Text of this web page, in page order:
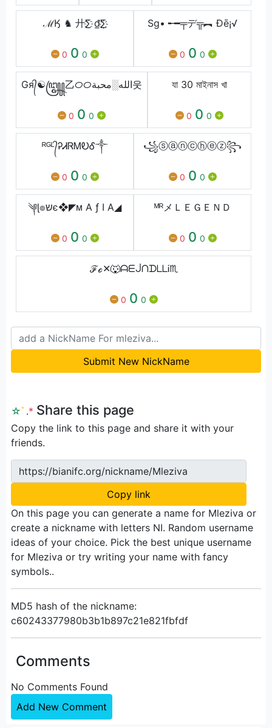
ℳӃ ♞ 廾∑҈ ₫∑҉
0 0 0
Sg• ╾━╤デ╦︻ Đē¡√
0 0 0
Gя᭄☯꧅乙ᝪᝪالله░محبة웃
0 0 0
যা 30 মাইনাস খা
0 0 0
ᴿᴳᴸ᭄ᎮᏗᏒᎷᎧᎴ༒
0 0 0
꧁ⓢⓐⓝⓒⓗⓔⓩ︎꧂
0 0 0
༆ɭ๏שє❖◤ᴍ A ƒ I A◢
0 0 0
ᴹᴿメＬＥＧＥＮＤ
0 0 0
ℱℴ✕🐺ᗩᗴᒎᑎᗪᒪᒪᎥ♏
0 0 0
Submit New NickName
☆ﾟ .* Share this page
Copy the link to this page and share it with your
friends.
https://bianifc.org/nickname/Mleziva
Copy link
On this page you can generate a name for Mleziva or
create a nickname with letters NI. Random username
ideas of your choice. Pick the best unique username
for Mleziva or try writing your name with fancy
symbols..
MD5 hash of the nickname:
c60243377980b3b1b897c21e821fbfdf
Comments
No Comments Found
Add New Comment